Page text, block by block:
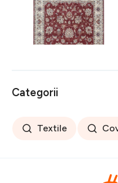
Covor rezistent Eko, ALT
05 - Red, Ivory, 100%
poliester, 80 x 150 cm
256 lei
Categorii
Textile